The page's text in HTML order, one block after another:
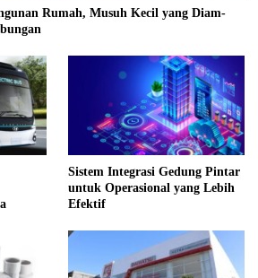
Rumah, Musuh Kecil yang Diam-
Sistem Integrasi Gedung Pintar
untuk Operasional yang Lebih
Efektif